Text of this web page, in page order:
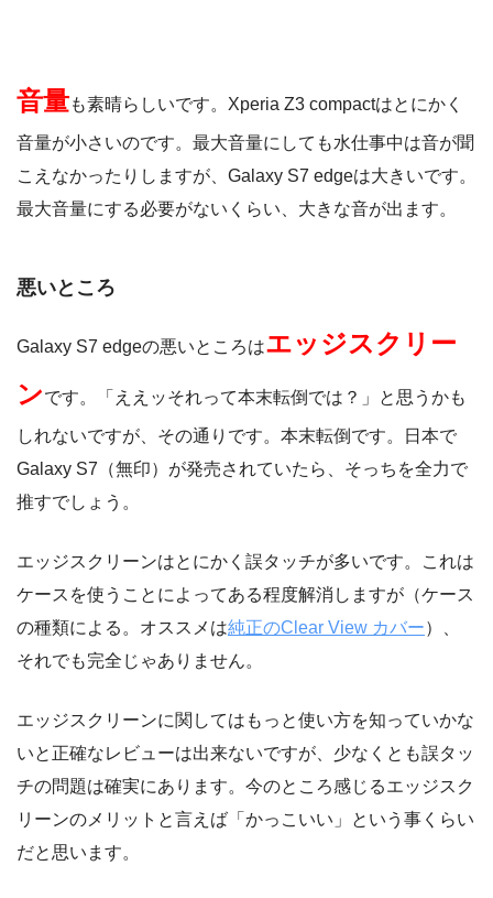
音量も素晴らしいです。Xperia Z3 compactはとにかく
音量が小さいのです。最大音量にしても水仕事中は音が聞
こえなかったりしますが、Galaxy S7 edgeは大きいです。
最大音量にする必要がないくらい、大きな音が出ます。
悪いところ
Galaxy S7 edgeの悪いところはエッジスクリー
ンです。「ええッそれって本末転倒では？」と思うかも
しれないですが、その通りです。本末転倒です。日本で
Galaxy S7（無印）が発売されていたら、そっちを全力で
推すでしょう。
エッジスクリーンはとにかく誤タッチが多いです。これは
ケースを使うことによってある程度解消しますが（ケース
の種類による。オススメは純正のClear View カバー）、
それでも完全じゃありません。
エッジスクリーンに関してはもっと使い方を知っていかな
いと正確なレビューは出来ないですが、少なくとも誤タッ
チの問題は確実にあります。今のところ感じるエッジスク
リーンのメリットと言えば「かっこいい」という事くらい
だと思います。